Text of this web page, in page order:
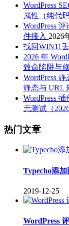
WordPress
属性（纯代
WordPress
件接入 2026
找回WIN11
2026 年
致命陷阱与
WordPress
静态与 URL
WordPress
元测试（
热门文章
Typecho添
2019-12-25
WordPress